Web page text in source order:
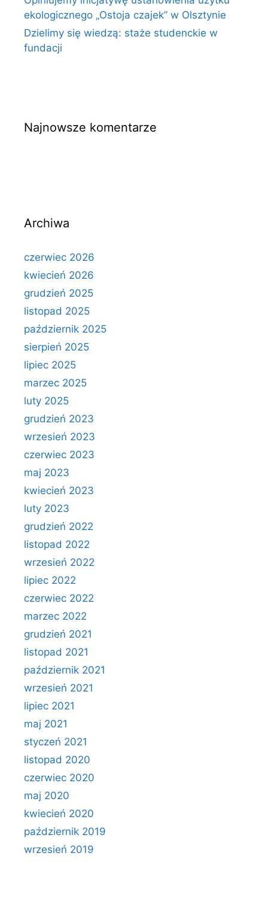
ekologicznego „Ostoja czajek” w Olsztynie
Dzielimy się wiedzą: staże studenckie w
fundacji
Najnowsze komentarze
Archiwa
czerwiec 2026
kwiecień 2026
grudzień 2025
listopad 2025
październik 2025
sierpień 2025
lipiec 2025
marzec 2025
luty 2025
grudzień 2023
wrzesień 2023
czerwiec 2023
maj 2023
kwiecień 2023
luty 2023
grudzień 2022
listopad 2022
wrzesień 2022
lipiec 2022
czerwiec 2022
marzec 2022
grudzień 2021
listopad 2021
październik 2021
wrzesień 2021
lipiec 2021
maj 2021
styczeń 2021
listopad 2020
czerwiec 2020
maj 2020
kwiecień 2020
październik 2019
wrzesień 2019